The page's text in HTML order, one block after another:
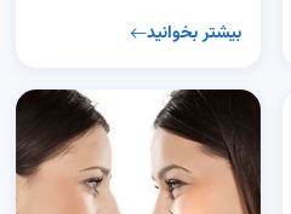
بیشتر بخوانید